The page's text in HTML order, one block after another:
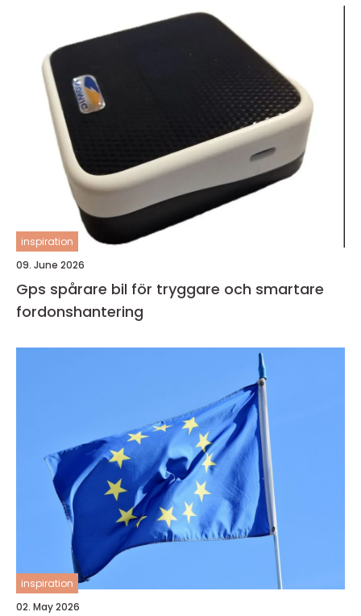
inspiration
09. June 2026
Gps spårare bil för tryggare och smartare
fordonshantering
inspiration
02. May 2026